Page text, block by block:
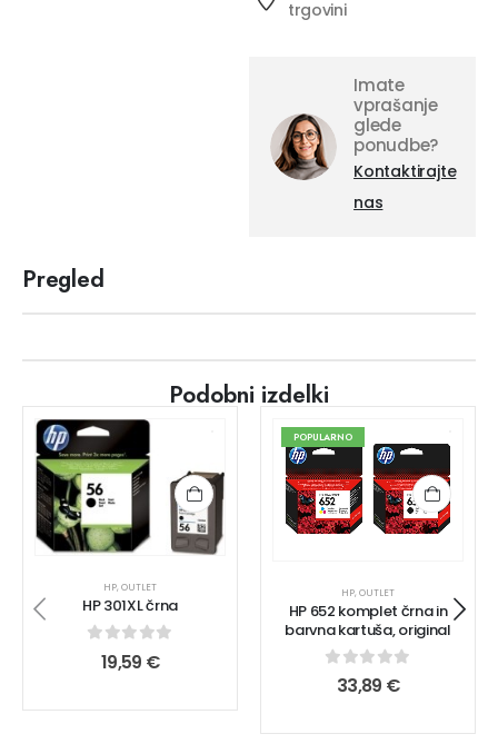
trgovini
Imate
vprašanje
glede
ponudbe?
Kontaktirajte
nas
Pregled
Podobni izdelki
HP, OUTLET
HP 301XL črna
out of 5
19,59 €
POPULARNO
HP, OUTLET
HP 652 komplet črna in
barvna kartuša, original
out of 5
33,89 €